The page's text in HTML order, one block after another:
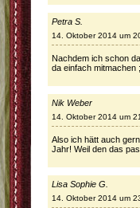
Petra S.
14. Oktober 2014 um
Nachdem ich schon
da einfach mitmachen
Nik Weber
14. Oktober 2014 um
Also ich hätt auch
Jahr! Weil den das
Lisa Sophie G.
14. Oktober 2014 um